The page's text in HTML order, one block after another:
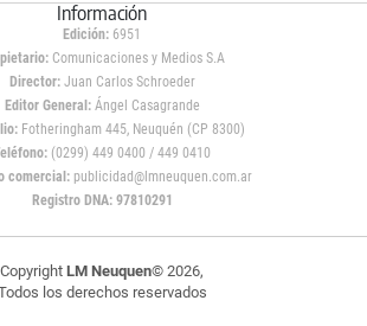
Información
Edición: 6951
Comunicaciones y Medios S.A
Director: Juan Carlos Schroeder
Editor General:Ángel Casagrande
Fotheringham 445, Neuquén (CP 8300)
(0299) 449 0400 / 449 0410
comercial: publicidad@lmneuquen.com.ar
Registro DNA: 97810291
Copyright LM Neuquen© 2026,
los derechos reservados